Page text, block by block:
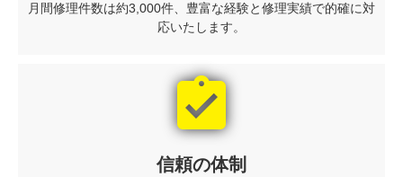
月間修理件数は約3,000件、豊富な経験と修理実績で的確に対
応いたします。
assignment_turned_in
信頼の体制